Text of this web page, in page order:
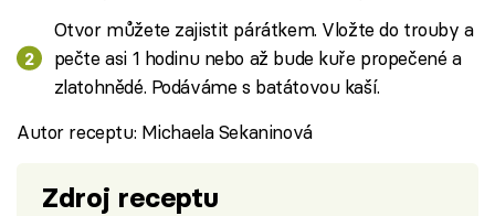
Otvor můžete zajistit párátkem. Vložte do trouby a
pečte asi 1 hodinu nebo až bude kuře propečené a
zlatohnědé. Podáváme s batátovou kaší.
Autor receptu: Michaela Sekaninová
Zdroj receptu